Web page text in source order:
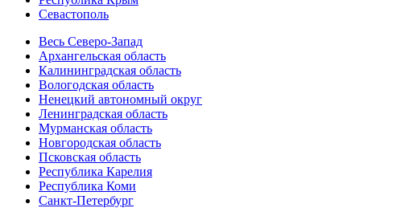
Севастополь
Весь Северо-Запад
Архангельская область
Калининградская область
Вологодская область
Ненецкий автономный округ
Ленинградская область
Мурманская область
Новгородская область
Псковская область
Республика Карелия
Республика Коми
Санкт-Петербург